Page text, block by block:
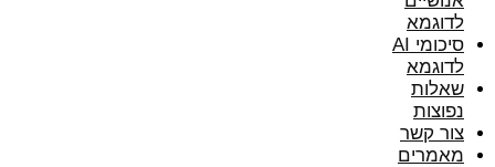
לדוגמא
סיכומי AI
לדוגמא
שאלות
נפוצות
צור קשר
מאמרים